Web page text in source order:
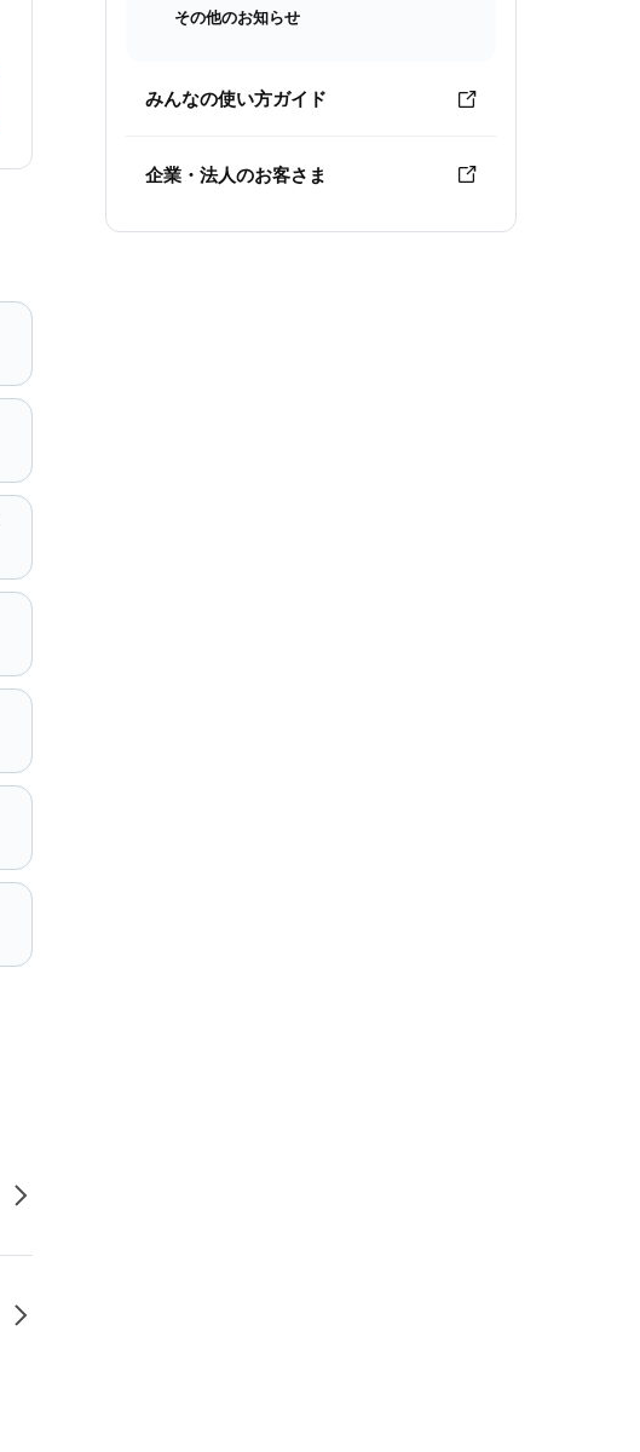
その他のお知らせ
みんなの使い方ガイド
企業・法人のお客さま